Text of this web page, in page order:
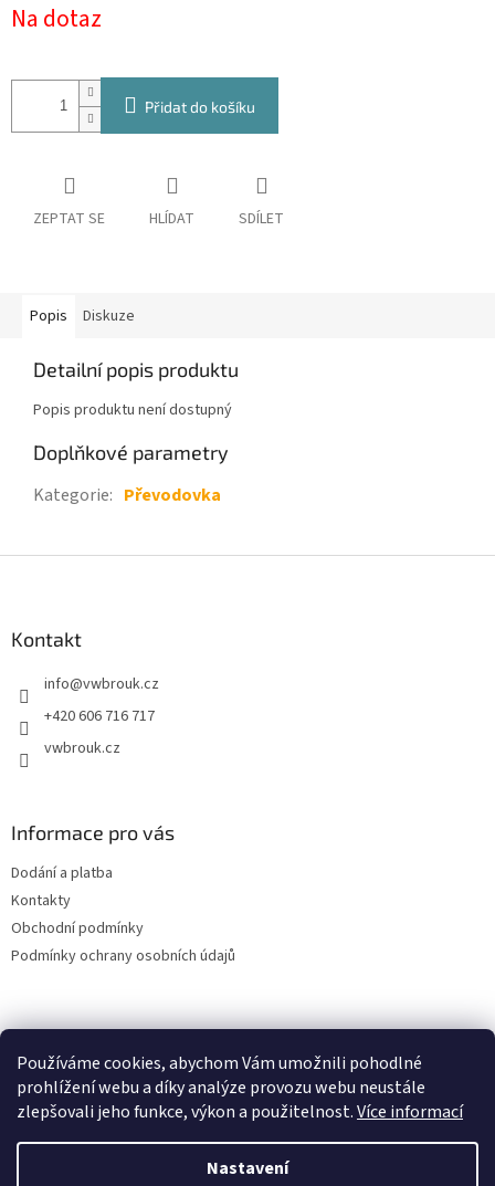
Používáme cookies, abychom Vám umožnili pohodlné
prohlížení webu a díky analýze provozu webu neustále
zlepšovali jeho funkce, výkon a použitelnost.Více informací
Nastavení
cena:
Na dotaz
Přidat do košíku
ZEPTAT SE HLÍDAT SDÍLET
Popis Diskuze
Detailní popis produktu
Popis produktu není dostupný
Doplňkové parametry
Kategorie: Převodovka
Kontakt
info@vwbrouk.cz
+420 606 716 717
vwbrouk.cz
Informace pro vás
Dodání a platba
Kontakty
Obchodní podmínky
Podmínky ochrany osobních údajů
Vytvořil Shoptet